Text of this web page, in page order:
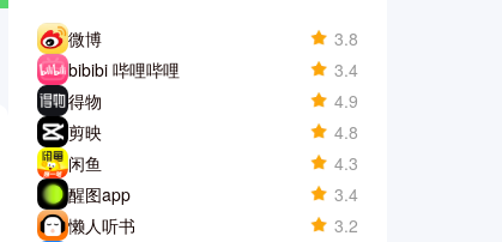
微博
3.8
bibibi 哔哩哔哩
3.4
得物
4.9
剪映
4.8
闲鱼
4.3
醒图app
3.4
懒人听书
3.2